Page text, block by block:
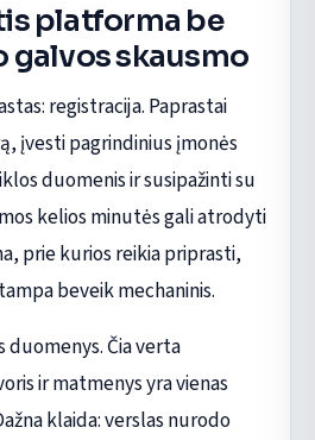
platforma be
galvos skausmo
registracija. Paprastai
įvesti pagrindinius įmonės
duomenis ir susipažinti su
kelios minutės gali atrodyti
prie kurios reikia priprasti,
beveik mechaninis.
duomenys. Čia verta
ir matmenys yra vienas
klaida: verslas nurodo